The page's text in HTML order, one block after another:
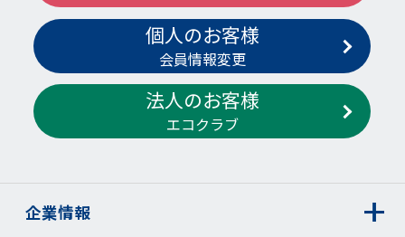
個人のお客様
会員情報変更
法人のお客様
エコクラブ
企業情報